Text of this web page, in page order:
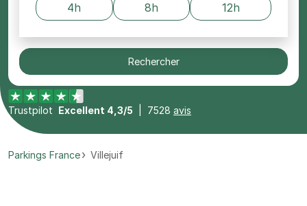
4h 8h 12h
Rechercher
Trustpilot Excellent 4,3/5 7528 avis
Parkings France Villejuif